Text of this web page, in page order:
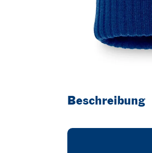
Beschreibung